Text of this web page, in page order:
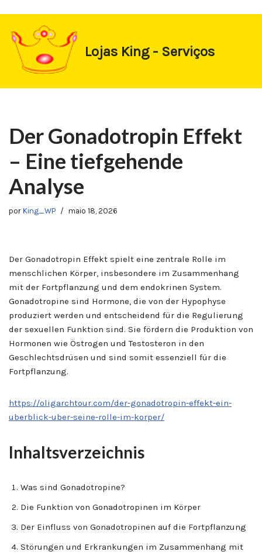
Pular
para
conteúdo
Lojas King - Serviços
Der Gonadotropin Effekt
– Eine tiefgehende
Analyse
por King_WP maio 18, 2026
Der Gonadotropin Effekt spielt eine zentrale Rolle im
menschlichen Körper, insbesondere im Zusammenhang
mit der Fortpflanzung und dem endokrinen System.
Gonadotropine sind Hormone, die von der Hypophyse
produziert werden und entscheidend für die Regulierung
der sexuellen Funktion sind. Sie fördern die Produktion von
Hormonen wie Östrogen und Testosteron in den
Geschlechtsdrüsen und sind somit essenziell für die
Fortpflanzung.
https://oligarchtour.com/der-gonadotropin-effekt-ein-
uberblick-uber-seine-rolle-im-korper/
Inhaltsverzeichnis
Was sind Gonadotropine?
Die Funktion von Gonadotropinen im Körper
Der Einfluss von Gonadotropinen auf die Fortpflanzung
Störungen und Erkrankungen im Zusammenhang mit